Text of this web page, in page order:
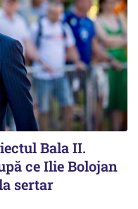
Bala II.
ce Ilie Bolojan
sertar